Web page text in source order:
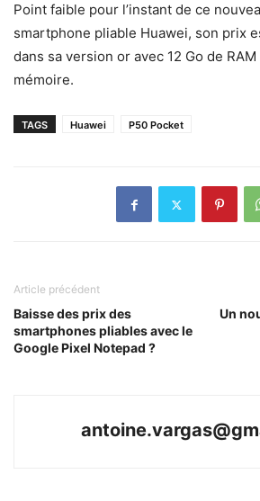
Point faible pour l’instant de ce
smartphone pliable Huawei, son prix
dans sa version or avec 12 Go de RAM
mémoire.
TAGS Huawei P50 Pocket
Article précédent
Baisse des prix des
smartphones pliables avec le
Google Pixel Notepad ?
Un